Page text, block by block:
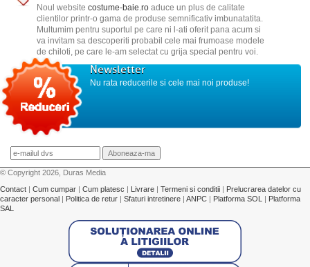
Noul website costume-baie.roaduce un plus de calitate
clientilor printr-o gama de produse semnificativ imbunatatita.
Multumim pentru suportul pe care ni l-ati oferit pana acum si
va invitam sa descoperiti probabil cele mai frumoase modele
de chiloti, pe care le-am selectat cu grija special pentru voi.
Newsletter
Nu rata reducerile si cele mai noi produse!
© Copyright 2026, Duras Media
Contact | Cum cumpar | Cum platesc | Livrare | Termeni si conditii | Prelucrarea datelor cu
caracter personal | Politica de retur | Sfaturi intretinere | ANPC | Platforma SOL | Platforma
SAL